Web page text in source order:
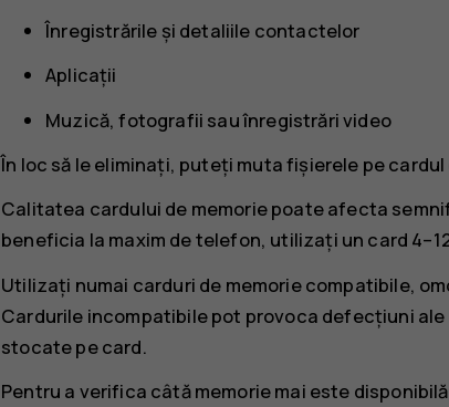
Înregistrările și detaliile contactelor
Aplicații
Muzică, fotografii sau înregistrări video
În loc să le eliminați, puteți muta fișierele pe cardul
Calitatea cardului de memorie poate afecta
beneficia la maxim de telefon, utilizați un card
Utilizați numai carduri de memorie compatibile,
Cardurile incompatibile pot provoca defecțiuni
stocate pe card.
Pentru a verifica câtă memorie mai este